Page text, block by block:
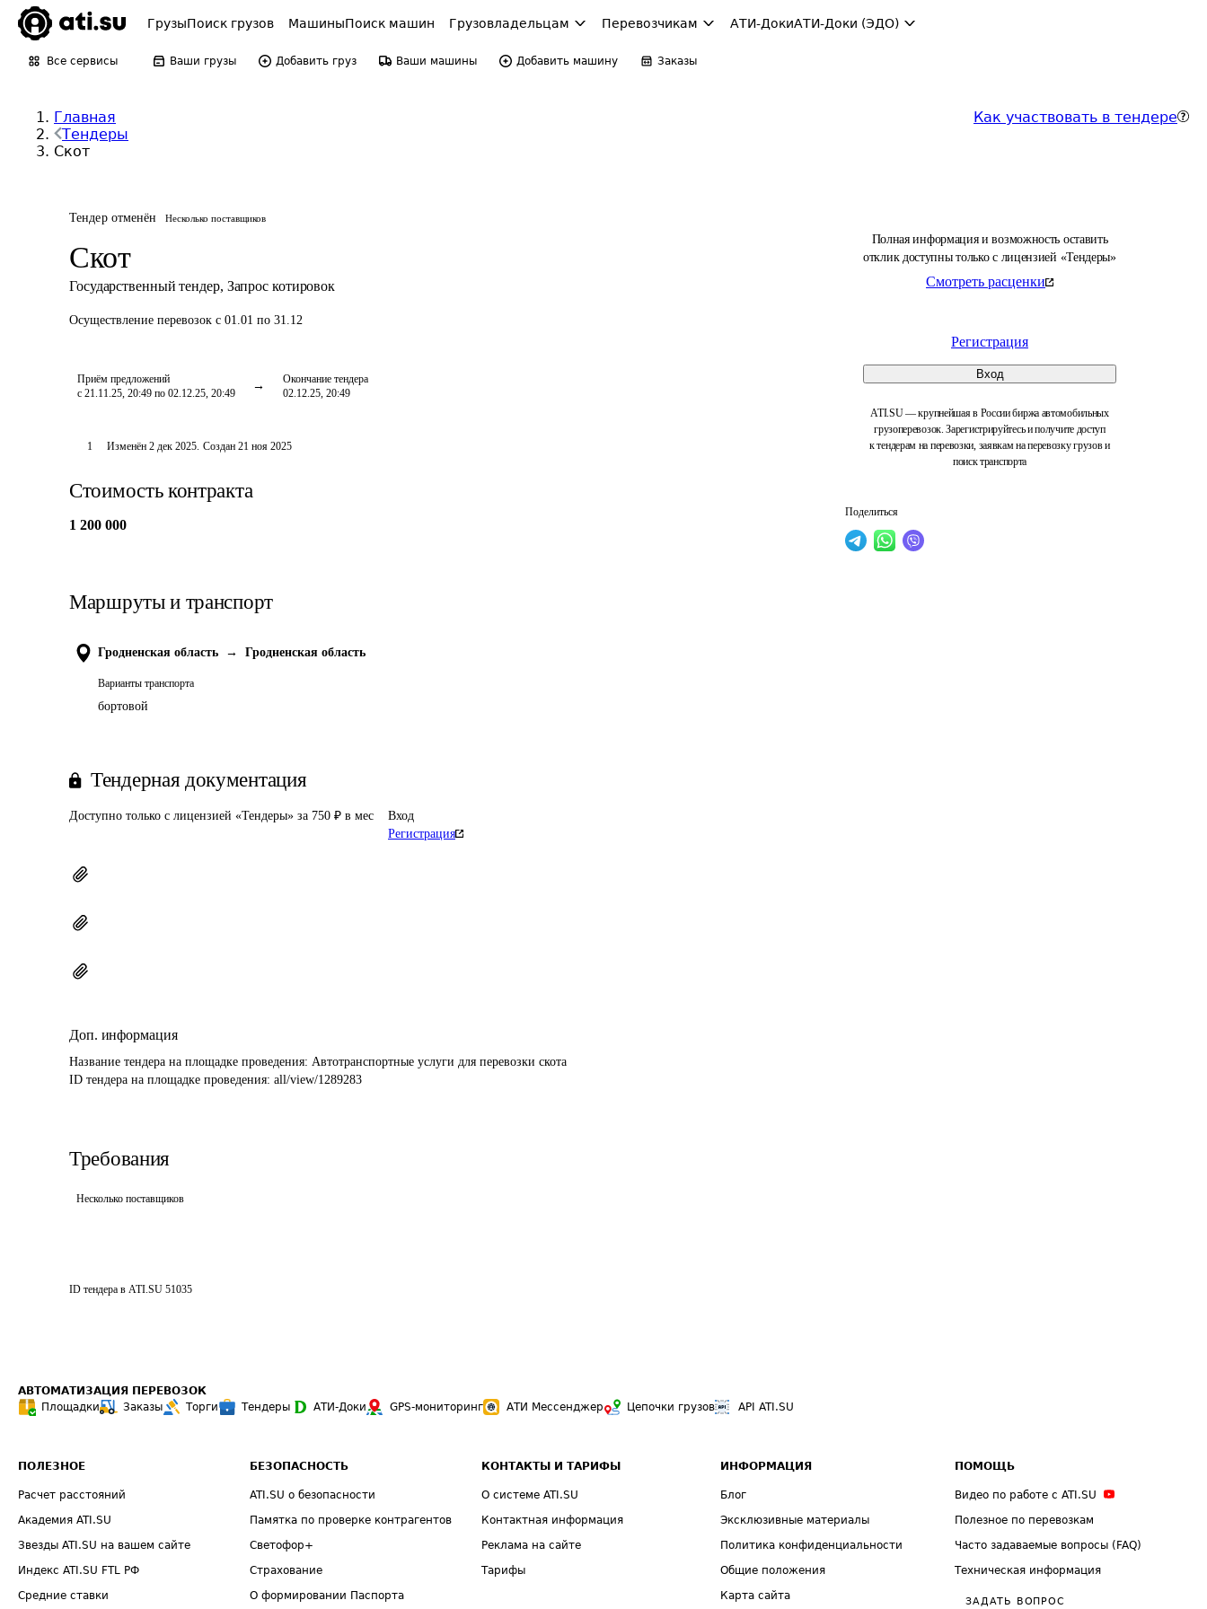
ГрузыПоиск грузов МашиныПоиск машин Грузовладельцам Перевозчикам АТИ-ДокиАТИ-Доки (ЭДО)
Все сервисы Ваши грузы Добавить груз Ваши машины Добавить машину Заказы
Главная
Тендеры
Скот
Как участвовать в тендере
Тендер отменён Несколько поставщиков
Скот
Государственный тендер, Запрос котировок
Осуществление перевозок с 01.01 по 31.12
Приём предложений
с 21.11.25, 20:49 по 02.12.25, 20:49
Окончание тендера
02.12.25, 20:49
Полная информация и возможность оставить
отклик доступны только с лицензией «Тендеры»
Смотреть расценки
Регистрация
Вход
ATI.SU — крупнейшая в России биржа автомобильных
грузоперевозок. Зарегистрируйтесь и получите доступ
к тендерам на перевозки, заявкам на перевозку грузов и
поиск транспорта
Поделиться
1 Изменён 2 дек 2025. Создан 21 ноя 2025
Стоимость контракта
1 200 000
Маршруты и транспорт
Гродненская область → Гродненская область
Варианты транспорта
бортовой
Тендерная документация
Доступно только с лицензией «Тендеры» за 750 ₽ в мес
Вход
Регистрация
Доп. информация
Название тендера на площадке проведения: Автотранспортные услуги для перевозки скота
ID тендера на площадке проведения: all/view/1289283
Требования
Несколько поставщиков
ID тендера в ATI.SU 51035
АВТОМАТИЗАЦИЯ ПЕРЕВОЗОК
Площадки
Заказы Торги Тендеры АТИ-Доки GPS-мониторинг АТИ Мессенджер Цепочки грузов API ATI.SU
ПОЛЕЗНОЕ
Расчет расстояний
Академия ATI.SU
Звезды ATI.SU на вашем сайте
Индекс ATI.SU FTL РФ
Средние ставки
БЕЗОПАСНОСТЬ
ATI.SU о безопасности
Памятка по проверке контрагентов
Светофор+
Страхование
О формировании Паспорта
КОНТАКТЫ И ТАРИФЫ
О системе ATI.SU
Контактная информация
Реклама на сайте
Тарифы
ИНФОРМАЦИЯ
Блог
Эксклюзивные материалы
Политика конфиденциальности
Общие положения
Карта сайта
ПОМОЩЬ
Видео по работе с ATI.SU
Полезное по перевозкам
Часто задаваемые вопросы (FAQ)
Техническая информация
ЗАДАТЬ ВОПРОС